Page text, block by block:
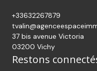
+33632267879
37 bis avenue Victoria
03200 Vichy
Restons